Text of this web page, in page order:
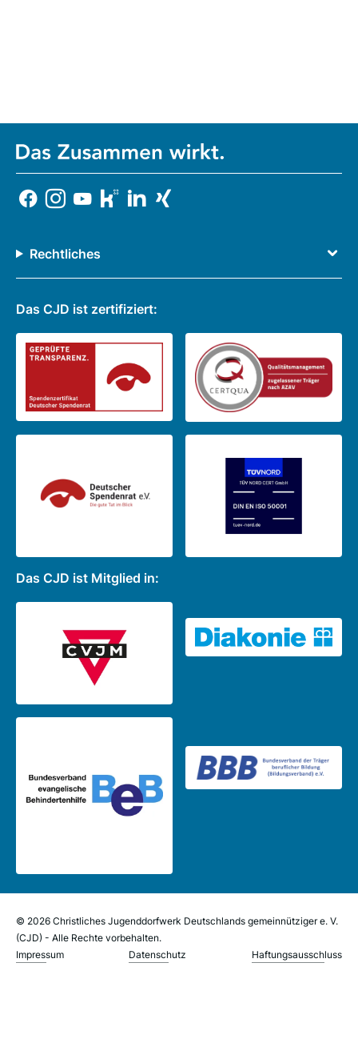
Rechtliches
Das CJD ist zertifiziert:
Das CJD ist Mitglied in:
© 2026 Christliches Jugenddorfwerk Deutschlands gemeinnütziger e. V.
(CJD) - Alle Rechte vorbehalten.
Impressum
Datenschutz Haftungsausschluss